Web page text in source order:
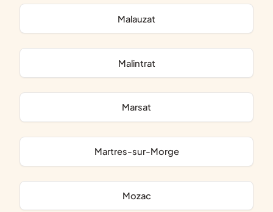
Malauzat
Malintrat
Marsat
Martres-sur-Morge
Mozac